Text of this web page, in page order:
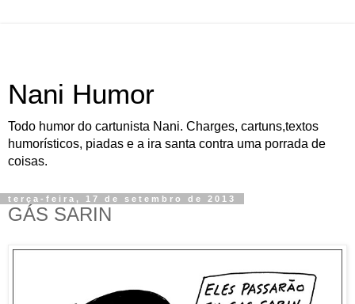
Nani Humor
Todo humor do cartunista Nani. Charges, cartuns,textos
humorísticos, piadas e a ira santa contra uma porrada de
coisas.
terça-feira, 17 de setembro de 2013
GÁS SARIN